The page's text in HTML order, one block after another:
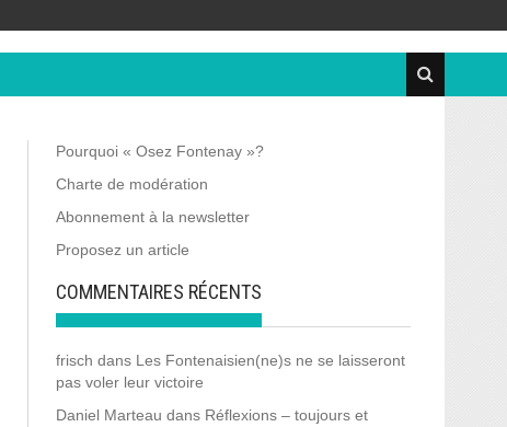
Pourquoi « Osez Fontenay »?
Charte de modération
Abonnement à la newsletter
Proposez un article
COMMENTAIRES RÉCENTS
frisch dans Les Fontenaisien(ne)s ne se laisseront
pas voler leur victoire
Daniel Marteau dans Réflexions – toujours et